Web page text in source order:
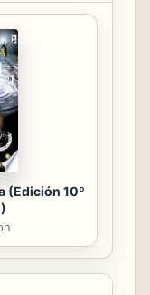
(Edición 10º